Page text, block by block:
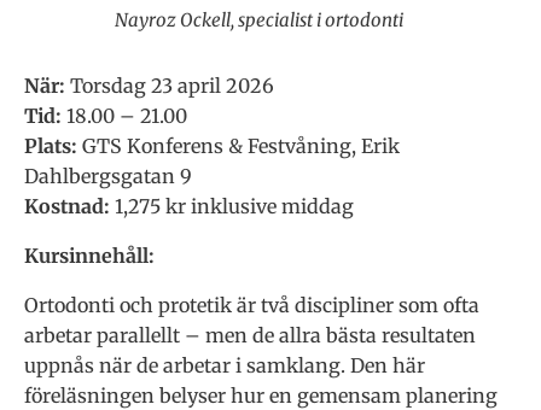
Nayroz Ockell, specialist i ortodonti
När: Torsdag 23 april 2026
Tid: 18.00 – 21.00
Plats: GTS Konferens & Festvåning, Erik
Dahlbergsgatan 9
Kostnad: 1,275 kr inklusive middag
Kursinnehåll:
Ortodonti och protetik är två discipliner som ofta
arbetar parallellt – men de allra bästa resultaten
uppnås när de arbetar i samklang. Den här
föreläsningen belyser hur en gemensam planering